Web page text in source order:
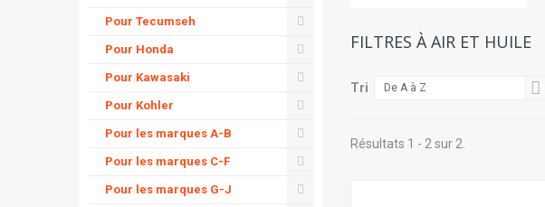
FILTRES À AIR ET HUILE
Tri De A à Z
Résultats 1 - 2 sur 2.
Pour Tecumseh
Pour Honda
Pour Kawasaki
Pour Kohler
Pour les marques A-B
Pour les marques C-F
Pour les marques G-J